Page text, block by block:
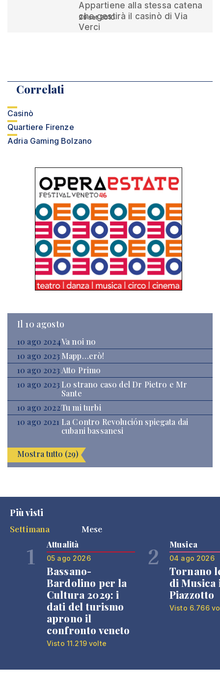
Appartiene alla stessa catena
che gestirà il casinò di Via
Verci
29 set 2010
Correlati
Casinò
Quartiere Firenze
Adria Gaming Bolzano
Il 10 agosto
10 ago 2024Va noi no
10 ago 2023 Mapp…erò!
10 ago 2023 Atto Primo
10 ago 2023 Lo strano caso del Dr Pietro e Mr
Sante
10 ago 2022Tu mi turbi
10 ago 2021 La Contro Revolución spiegata dai
cubani bassanesi
Mostra tutto (29)
Più visti
Settimana
Mese
1 Attualità
05 ago 2026
Bassano-
Bardolino per la
Cultura 2029: i
dati del turismo
aprono il
confronto veneto
Visto 11.219 volte
2 Musica
04 ago 2026
Tornano
di Musica
Piazzotto
Visto 6.766